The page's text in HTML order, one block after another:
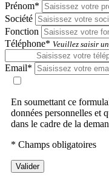
Prénom*
Société
Fonction
Téléphone* Veuillez saisir
Email*
En soumettant ce
données personnelles et
dans le cadre de la
* Champs obligatoires
Valider